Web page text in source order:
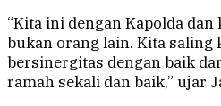
“Kita ini dengan Kapolda
bukan orang lain. Kita saling
bersinergitas dengan baik
ramah sekali dan baik,” ujar